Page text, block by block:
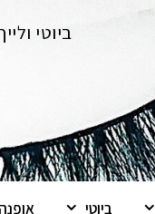
ביוטי
ביוטי אופנה